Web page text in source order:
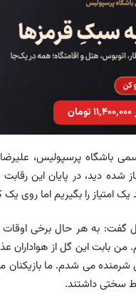
باشگاه پرسپولیس، علیرضا
شده دید، در پایان این
امتیاز را بگیریم اما روی
گفت: به هر حال برخی
سختی داشتند.